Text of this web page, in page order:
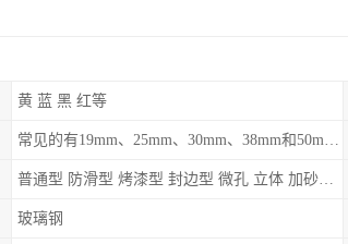
黄 蓝 黑 红等
常见的有19mm、25mm、30mm、38mm和50mm等
普通型 防滑型 ‌烤漆型 封边型 ‌微孔 立体 加砂覆面型 平面型
玻璃钢